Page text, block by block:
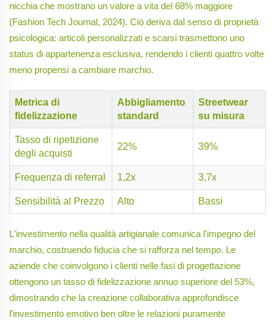
nicchia che mostrano un valore a vita del 68% maggiore
(Fashion Tech Journal, 2024). Ciò deriva dal senso di proprietà
psicologica: articoli personalizzati e scarsi trasmettono uno
status di appartenenza esclusiva, rendendo i clienti quattro volte
meno propensi a cambiare marchio.
Metrica di
fidelizzazione
Abbigliamento
standard
Streetwear
su misura
Tasso di ripetizione
degli acquisti
22% 39%
Frequenza di referral 1,2x 3,7x
Sensibilità al Prezzo Alto Bassi
L'investimento nella qualità artigianale comunica l'impegno del
marchio, costruendo fiducia che si rafforza nel tempo. Le
aziende che coinvolgono i clienti nelle fasi di progettazione
ottengono un tasso di fidelizzazione annuo superiore del 53%,
dimostrando che la creazione collaborativa approfondisce
l'investimento emotivo ben oltre le relazioni puramente